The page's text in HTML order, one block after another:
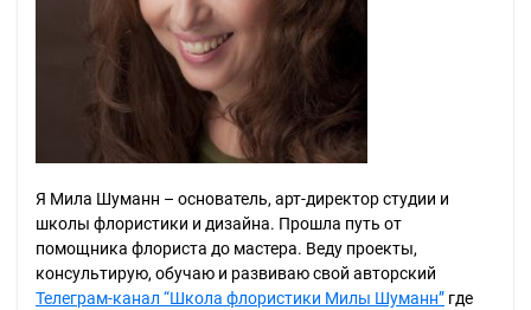
Я Мила Шуманн – основатель, арт-директор студии и
школы флористики и дизайна. Прошла путь от
помощника флориста до мастера. Веду проекты,
консультирую, обучаю и развиваю свой авторский
Телеграм-канал “Школа флористики Милы Шуманн” где